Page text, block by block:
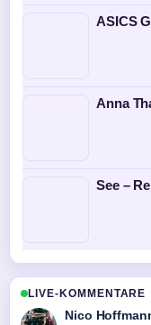
ASICS
Anna
See –
LIVE-KOMMENTARE
Nico